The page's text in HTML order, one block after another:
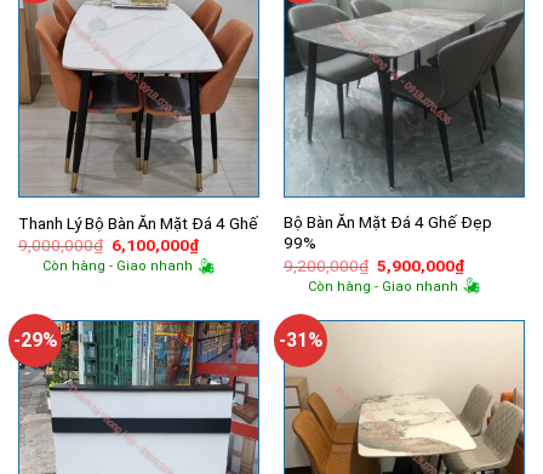
Thanh Lý Bộ Bàn Ăn Mặt Đá 4 Ghế
9,000,000₫ Giá
gốc
là:
6,100,000₫Giá
hiện
tại
Còn hàng - Giao nhanh
Bộ Bàn Ăn Mặt Đá 4 Ghế Đẹp
99%
9,200,000₫ Giá
gốc
là:
5,900,000₫Giá
hiện
tại
Còn hàng - Giao nhanh
-29% -31%